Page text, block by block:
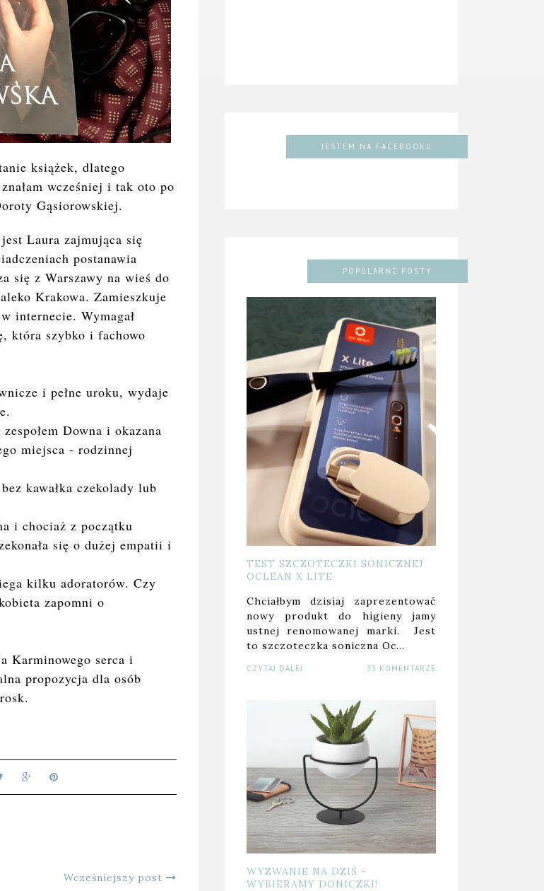
książek, dlatego
wcześniej i tak oto po
Gąsiorowskiej.
Laura zajmująca się
postanawia
się z Warszawy na wieś do
Krakowa. Zamieszkuje
internecie. Wymagał
która szybko i fachowo
i pełne uroku, wydaje
Downa i okazana
miejsca - rodzinnej
kawałka czekolady lub
i chociaż z początku
się o dużej empatii i
kilku adoratorów. Czy
zapomni o
Karminowego serca i
propozycja dla osób
Wcześniejszy post
JESTEM NA FACEBOOKU
POPULARNE POSTY
TEST SZCZOTECZKI SONICZNEJ
OCLEAN X LITE
Chciałbym dzisiaj zaprezentować
nowy produkt do higieny jamy
ustnej renomowanej marki. Jest
to szczoteczka soniczna Oc…
CZYTAJ DALEJ 33 KOMENTARZE
WYZWANIE NA DZIŚ -
WYBIERAMY DONICZKI!